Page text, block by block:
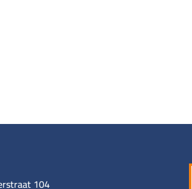
104